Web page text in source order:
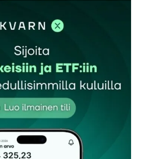
kirjautua
ei julkaista.Pakolliset
*